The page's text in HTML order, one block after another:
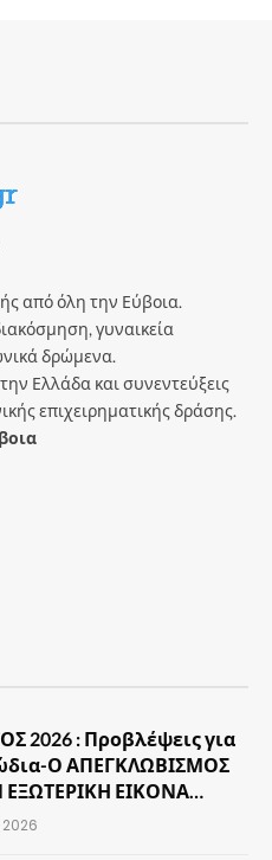
από όλη την Εύβοια.
γυναικεία
δρώμενα.
Ελλάδα και συνεντεύξεις
επιχειρηματικής δράσης.
2026 : Προβλέψεις για
Ο ΑΠΕΓΚΛΩΒΙΣΜΟΣ
ΕΙΚΟΝΑ…
2026